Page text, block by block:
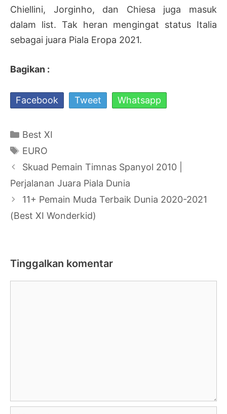
Chiellini, Jorginho, dan Chiesa juga masuk
dalam list. Tak heran mengingat status Italia
sebagai juara Piala Eropa 2021.
Bagikan :
Facebook Tweet Whatsapp
Kategori
Best XI
Tag
EURO
Navigasi
Tulisan
Skuad Pemain Timnas Spanyol 2010 |
Perjalanan Juara Piala Dunia
11+ Pemain Muda Terbaik Dunia 2020-2021
(Best XI Wonderkid)
Tinggalkan komentar